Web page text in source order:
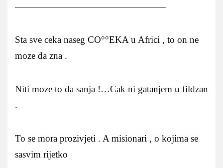
————————————————
Sta sve ceka naseg CO°°EKA u Africi , to on ne
moze da zna .
Niti moze to da sanja !…Cak ni gatanjem u fildzan
.
To se mora prozivjeti . A misionari , o kojima se
sasvim rijetko